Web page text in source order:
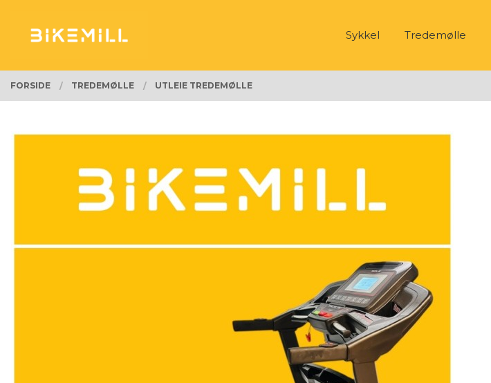
innholdet
Sykkel Tredemølle
FORSIDE TREDEMØLLE UTLEIE TREDEMØLLE